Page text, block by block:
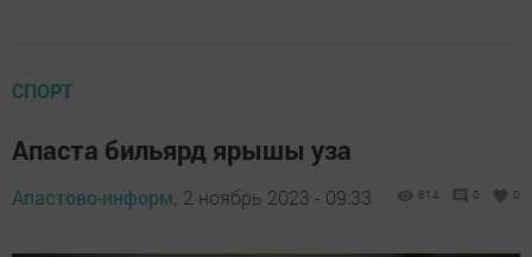
СПОРТ
Апаста бильярд ярышы уза
Апастово-информ, 2 ноябрь 2023 - 09:33 614 0 0